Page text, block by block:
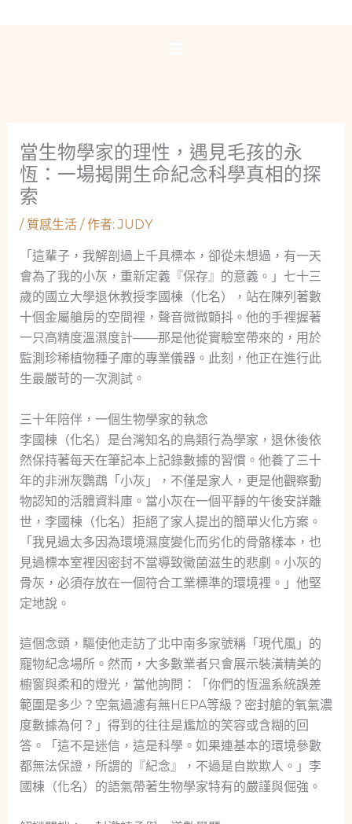
當生物學家的理性，遇見毛孩的永
恆：一場揭開生命紀念科學真相的探
索
/ 質感生活/ 作者:JUDY
「這輩子，我解剖過上千具標本，卻從未想過，有一天
會為了我的小灰，重新定義『保存』的意義。」七十三
歲的國立大學退休教授李國棟（化名），站在陳列著數
十個金屬艙房的空間裡，聲音微微顫抖。他的手裡握著
一只高精度溫濕度計——那是他從實驗室帶來的，用於
監測珍稀植物種子庫的專業儀器。此刻，他正在進行此
生最嚴苛的一次測試。
三十年陪伴，一個生物學家的執念
李國棟（化名）是台灣知名的鳥類行為學家，退休後依
然保持著每天在筆記本上記錄數據的習慣。他養了三十
年的非洲灰鸚鵡「小灰」，不僅是家人，更是他觀察動
物認知的活體資料庫。當小灰在一個平靜的午後安詳離
世，李國棟（化名）拒絕了家人提出的簡單火化方案。
「我見過太多因為環境濕度變化而劣化的骨骼樣本，也
見過標本室裡因密封不當導致黴菌滋生的悲劇。小灰的
骨灰，必須存放在一個符合工業標準的環境裡。」他堅
定地說。
這個念頭，驅使他走訪了北中南多家號稱「現代風」的
寵物紀念場所。然而，大多數業者只會展示裝潢精美的
櫥窗與柔和的燈光，當他詢問：「你們的恆溫系統誤差
範圍是多少？空氣過濾有無HEPA等級？密封艙的氧氣濃
度數據為何？」得到的往往是尷尬的笑容或含糊的回
答。「這不是迷信，這是科學。如果連基本的環境參數
都無法保證，所謂的『紀念』，不過是自欺欺人。」李
國棟（化名）的語氣帶著生物學家特有的嚴謹與倔強。